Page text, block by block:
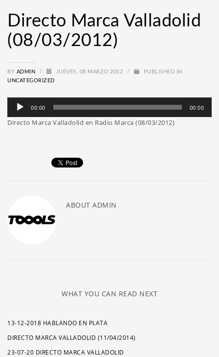
Directo Marca Valladolid
(08/03/2012)
BY ADMIN / JUEVES, 08 MARZO 2012 /
PUBLISHED IN
UNCATEGORIZED
Reproductor
audio
00:00 00:00
Directo Marca Valladolid en Radio Marca (08/03/2012)
ABOUT ADMIN
WHAT YOU CAN READ NEXT
13-12-2018 HABLANDO EN PLATA
DIRECTO MARCA VALLADOLID (11/04/2014)
23-07-20 DIRECTO MARCA VALLADOLID